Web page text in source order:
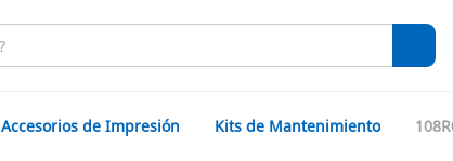
Accesorios de Impresión Kits de Mantenimiento